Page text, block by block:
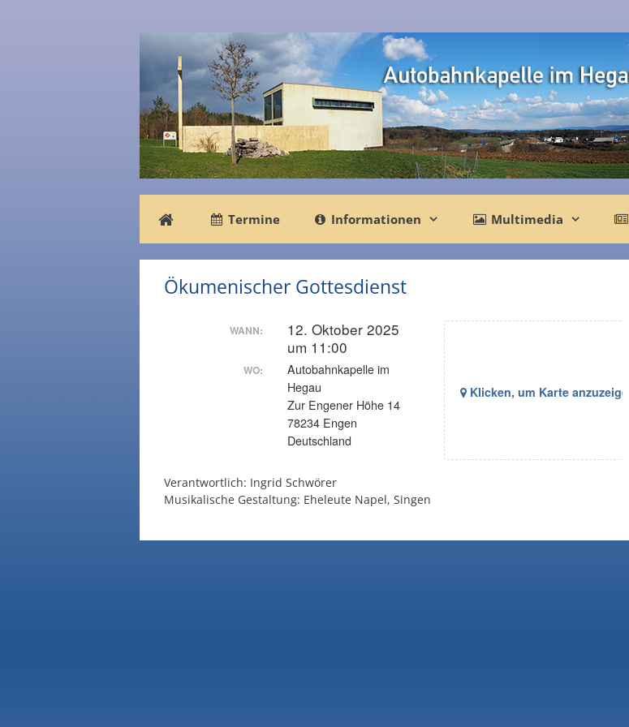
Termine Informationen Multimedia
Ökumenischer Gottesdienst
Klicken, um Karte anzuzeigen
WANN:
12. Oktober 2025
um 11:00
WO:
Autobahnkapelle im
Hegau
Zur Engener Höhe 14
78234 Engen
Deutschland
Verantwortlich: Ingrid Schwörer
Musikalische Gestaltung: Eheleute Napel, Singen